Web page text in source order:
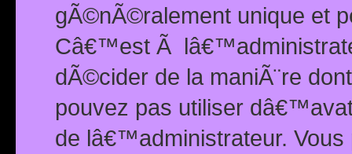
gÃ©nÃ©ralement unique et
Câ€™est Ã
dÃ©cider de la maniÃ¨re
pouvez pas utiliser
de lâ€™administrateur.